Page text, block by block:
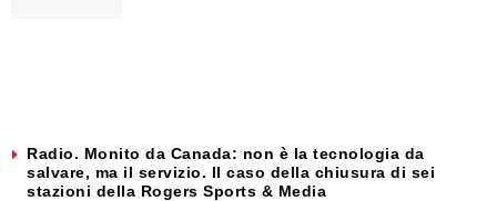
Radio. Monito da Canada: non è la tecnologia da
salvare, ma il servizio. Il caso della chiusura di sei
stazioni della Rogers Sports & Media